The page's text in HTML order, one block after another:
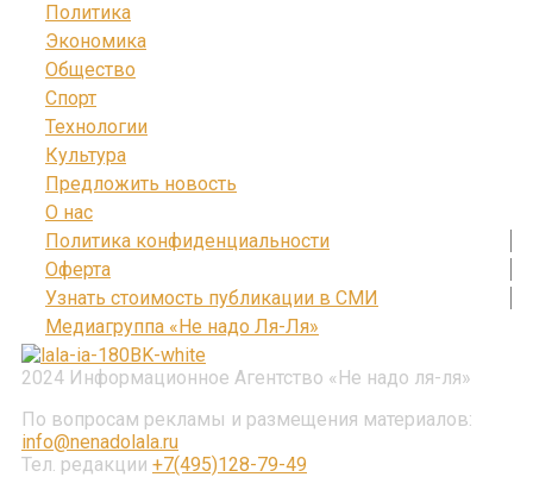
Политика
Экономика
Общество
Спорт
Технологии
Культура
Предложить новость
О нас
2024 Информационное Агентство «Не надо ля-ля»
По вопросам рекламы и размещения материалов:
info@nenadolala.ru
Тел. редакции +7(495)128-79-49
Политика конфиденциальности
Оферта
Узнать стоимость публикации в СМИ
Медиагруппа «Не надо Ля-Ля»